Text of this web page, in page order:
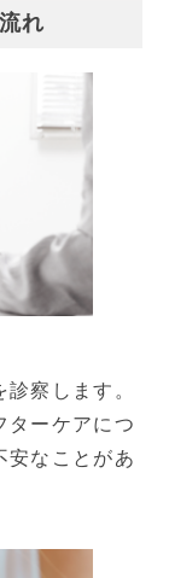
れ
察します。
ーケアにつ
安なことがあ